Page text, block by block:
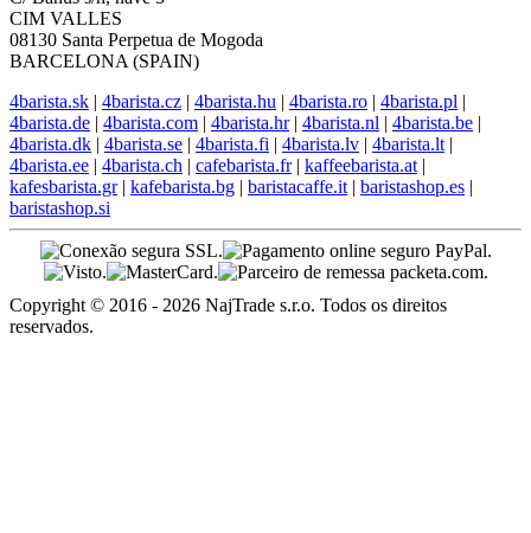
CIM VALLES
08130 Santa Perpetua de Mogoda
BARCELONA (SPAIN)
4barista.sk | 4barista.cz | 4barista.hu | 4barista.ro | 4barista.pl |
4barista.de | 4barista.com | 4barista.hr| 4barista.nl | 4barista.be |
4barista.dk | 4barista.se | 4barista.fi | 4barista.lv | 4barista.lt |
4barista.ee | 4barista.ch | cafebarista.fr| kaffeebarista.at |
kafesbarista.gr| kafebarista.bg | baristacaffe.it | baristashop.es |
baristashop.si
Copyright © 2016 - 2026 NajTrade s.r.o. Todos os direitos
reservados.